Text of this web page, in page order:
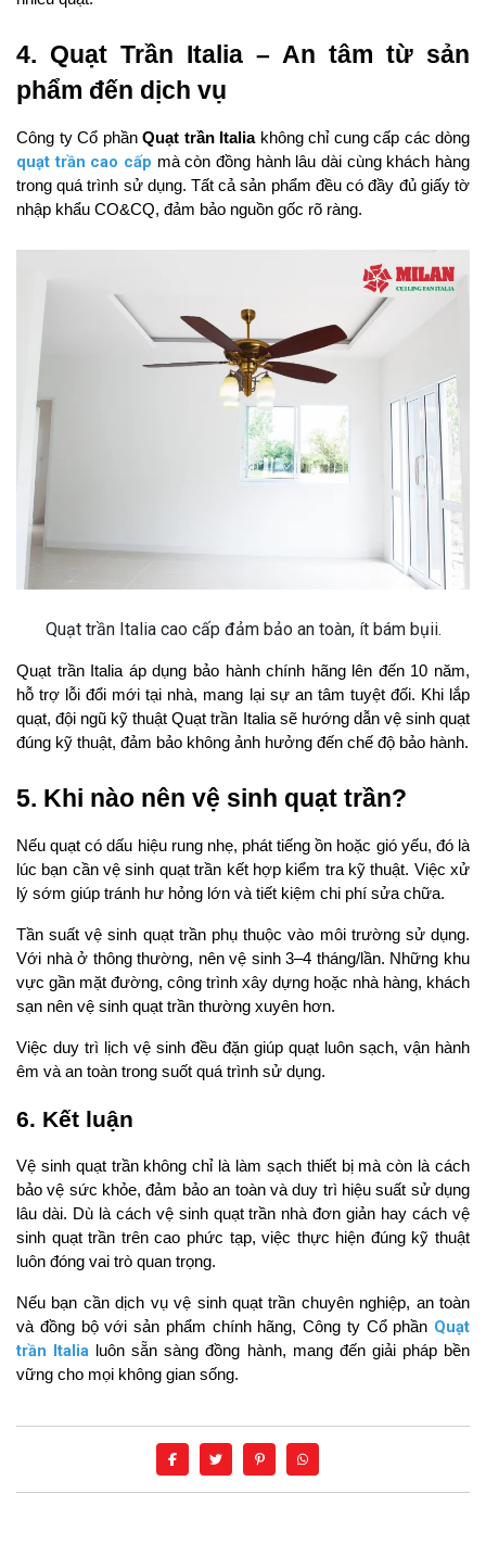
4. Quạt Trần Italia – An tâm từ sản
phẩm đến dịch vụ
Công ty Cổ phần Quạt trần Italia
quạt trần cao cấp mà còn đồng hành lâu dài cùng khách hàng
trong quá trình sử dụng. Tất cả sản phẩm đều có đầy đủ giấy tờ
nhập khẩu CO&CQ, đảm bảo nguồn gốc rõ ràng.
Quạt trần Italia cao cấp đảm bảo an toàn, ít bám bụii.
Quạt trần Italia áp dụng bảo hành chính hãng lên đến 10 năm,
hỗ trợ lỗi đổi mới tại nhà, mang lại sự an tâm tuyệt đối. Khi lắp
quạt, đội ngũ kỹ thuật Quạt trần Italia sẽ hướng dẫn vệ sinh quạt
đúng kỹ thuật, đảm bảo không ảnh hưởng đến chế độ bảo hành.
5. Khi nào nên vệ sinh quạt trần?
Nếu quạt có dấu hiệu rung nhẹ, phát tiếng ồn hoặc gió yếu, đó là
lúc bạn cần vệ sinh quạt trần kết hợp kiểm tra kỹ thuật. Việc xử
lý sớm giúp tránh hư hỏng lớn và tiết kiệm chi phí sửa chữa.
Tần suất vệ sinh quạt trần phụ thuộc vào môi trường sử dụng.
Với nhà ở thông thường, nên vệ sinh 3–4 tháng/lần. Những khu
vực gần mặt đường, công trình xây dựng hoặc nhà hàng, khách
sạn nên vệ sinh quạt trần thường xuyên hơn.
Việc duy trì lịch vệ sinh đều đặn giúp quạt luôn sạch, vận hành
êm và an toàn trong suốt quá trình sử dụng.
6. Kết luận
Vệ sinh quạt trần không chỉ là làm sạch thiết bị mà còn là cách
bảo vệ sức khỏe, đảm bảo an toàn và duy trì hiệu suất sử dụng
lâu dài. Dù là cách vệ sinh quạt trần nhà đơn giản hay cách vệ
sinh quạt trần trên cao phức tạp, việc thực hiện đúng kỹ thuật
luôn đóng vai trò quan trọng.
Nếu bạn cần dịch vụ vệ sinh quạt trần chuyên nghiệp, an toàn
và đồng bộ với sản phẩm chính hãng, Công ty Cổ phần Quạt
trần Italia
luôn sẵn sàng đồng hành, mang đến giải pháp bền
vững cho mọi không gian sống.